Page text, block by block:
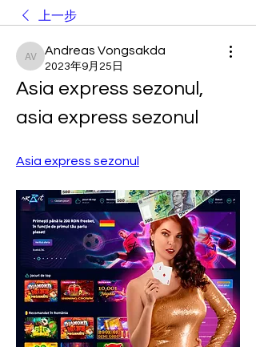
上一步
Andreas Vongsakda
Andreas Vongsakda
2023年9月25日
Asia express sezonul,
asia express sezonul
Asia express sezonul